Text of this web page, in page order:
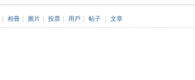
索
相冊 圖片 投票 用戶 帖子 文章